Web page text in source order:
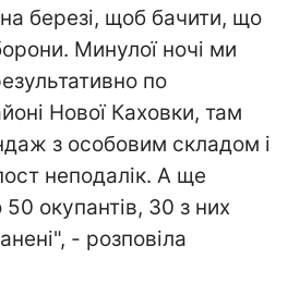
березі, щоб бачити, що
Минулої ночі ми
по
Нової Каховки, там
з особовим складом і
неподалік. А ще
окупантів, 30 з них
- розповіла